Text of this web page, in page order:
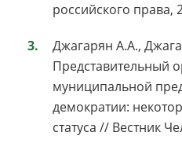
российского права,
Джагарян А.А.,
Представительный
муниципальной
демократии:
статуса // Вестник